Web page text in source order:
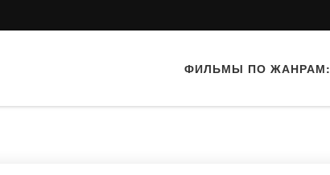
ФИЛЬМЫ ПО ЖАНРАМ: